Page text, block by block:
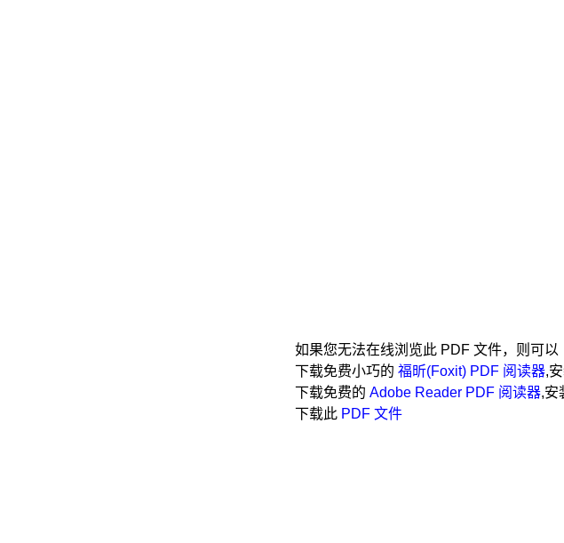
如果您无法在线浏览此 PDF 文件，则可以
下载免费小巧的 福昕(Foxit) PDF 阅读器,
下载免费的 Adobe Reader PDF 阅读器,安
下载此 PDF 文件